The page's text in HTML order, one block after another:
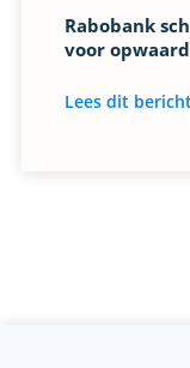
Rabobank
voor
Lees dit bericht